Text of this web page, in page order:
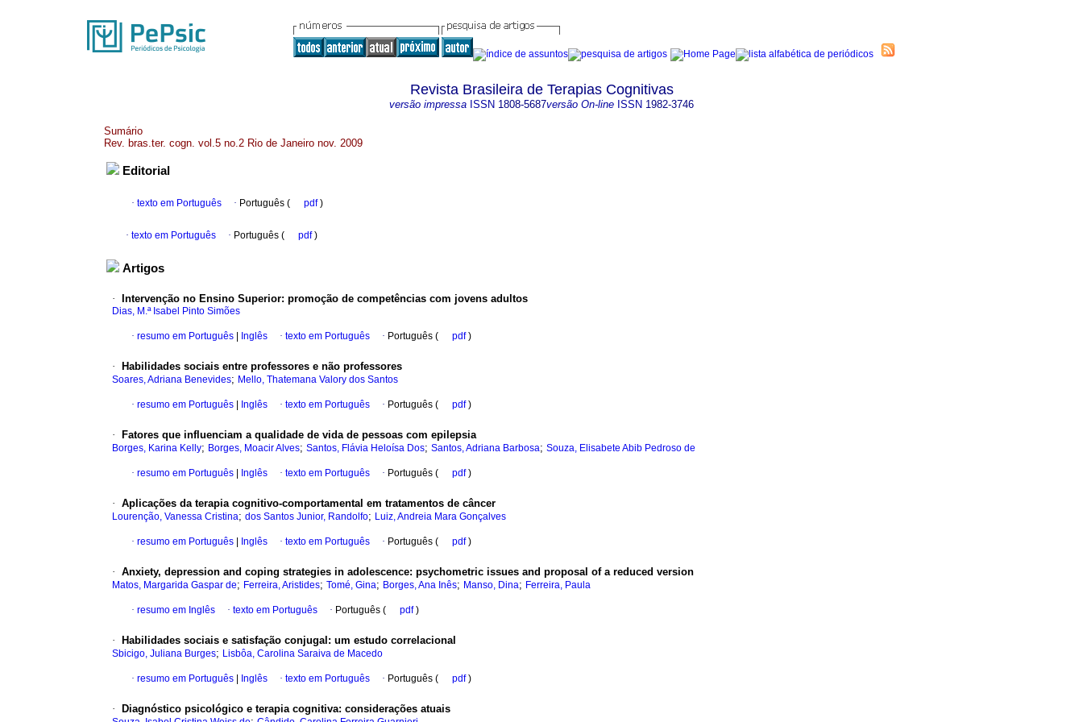
Revista Brasileira de Terapias Cognitivas
versão impressa ISSN 1808-5687versão On-line ISSN 1982-3746
Sumário
Rev. bras.ter. cogn. vol.5 no.2 Rio de Janeiro nov. 2009
Editorial
· texto em Português · Português ( pdf)
· texto em Português · Português ( pdf)
Artigos
· Intervenção no Ensino Superior: promoção de competências com jovens adultos
Dias, M.ª Isabel Pinto Simões
· resumo em Português Inglês · texto em Português · Português ( pdf)
· Habilidades sociais entre professores e não professores
Soares, Adriana Benevides; Mello, Thatemana Valory dos Santos
· resumo em Português Inglês · texto em Português · Português ( pdf)
· Fatores que influenciam a qualidade de vida de pessoas com epilepsia
Borges, Karina Kelly; Borges, Moacir Alves; Santos, Flávia Heloísa Dos; Santos, Adriana Barbosa; Souza, Elisabete Abib Pedroso de
· resumo em Português Inglês · texto em Português · Português ( pdf)
· Aplicações da terapia cognitivo-comportamental em tratamentos de câncer
Lourenção, Vanessa Cristina; dos Santos Junior, Randolfo; Luiz, Andreia Mara Gonçalves
· resumo em Português Inglês · texto em Português · Português ( pdf)
· Anxiety, depression and coping strategies in adolescence: psychometric issues and proposal of a reduced version
Matos, Margarida Gaspar de; Ferreira, Aristides; Tomé, Gina; Borges, Ana Inês; Manso, Dina; Ferreira, Paula
· resumo em Inglês · texto em Português · Português ( pdf)
· Habilidades sociais e satisfação conjugal : um estudo correlacional
Sbicigo, Juliana Burges; Lisbôa, Carolina Saraiva de Macedo
· resumo em Português Inglês · texto em Português · Português ( pdf)
· Diagnóstico psicológico e terapia cognitiva: considerações atuais